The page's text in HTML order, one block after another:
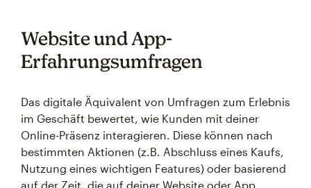
Website und App-
Erfahrungsumfragen
Das digitale Äquivalent von Umfragen zum Erlebnis
im Geschäft bewertet, wie Kunden mit deiner
Online-Präsenz interagieren. Diese können nach
bestimmten Aktionen (z.B. Abschluss eines Kaufs,
Nutzung eines wichtigen Features) oder basierend
auf der Zeit, die auf deiner Website oder App